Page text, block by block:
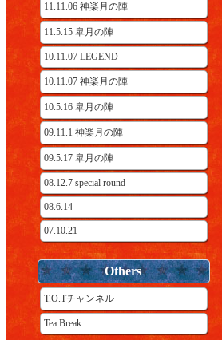
11.11.06 神楽月の陣
11.5.15 皐月の陣
10.11.07 LEGEND
10.11.07 神楽月の陣
10.5.16 皐月の陣
09.11.1 神楽月の陣
09.5.17 皐月の陣
08.12.7 special round
08.6.14
07.10.21
Others
T.O.Tチャンネル
Tea Break